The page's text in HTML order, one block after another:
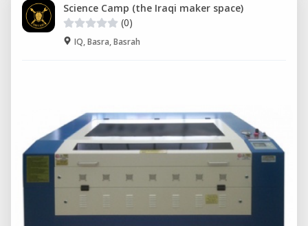
Science Camp (the Iraqi maker space)
(0)
IQ, Basra, Basrah